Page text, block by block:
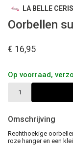
LA BELLE
Oorbellen
€ 16,95
Op voorraad,
Omschrijving
Rechthoekige
roze hanger en een